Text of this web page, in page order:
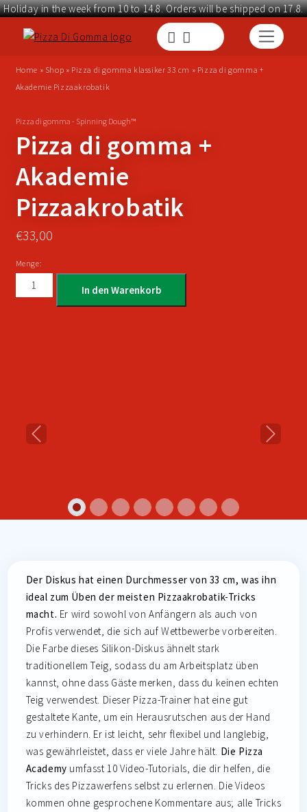
Holiday in the week from 10 to 14.8. Orders will be shipped on 17.8.
Home » Shop » Pizza di gomma klassiker 33 cm » Pizza di gomma +
Akademie Pizzaakrobatik
Pizza di gomma - Spinning Dough™
Pizza di gomma +
Akademie
Pizzaakrobatik
€33,00
Menge:
In den Warenkorb
Previous Next
Der Diskus hat einen Durchmesser von 33 cm, was ihn
ideal zum Üben der meisten Pizzaakrobatik-Tricks
macht. Er wird sowohl von Anfängern als auch von
Profis verwendet, die sich auf Wettbewerbe vorbereiten.
Die Farbe dieses Silikon-Diskus ähnelt stark
traditionellem Teig, sodass du am Arbeitsplatz üben
kannst, ohne dass Gäste merken, dass du keinen echten
Teig verwendest. Dieser Pizza-Trainer hat eine gut
gestaltete Kante, um ein Herausrutschen aus der Hand
zu verhindern. Er ist leicht, sehr flexibel und langlebig,
was gewährleistet, dass er viele Jahre hält. Die Pizza
Academy umfasst 10 Video-Tutorials, die dir helfen, die
Tricks des Pizzawerfens selbst zu erlernen. Die Videos
kommen ohne gesprochene Kommentare aus; alle Tricks